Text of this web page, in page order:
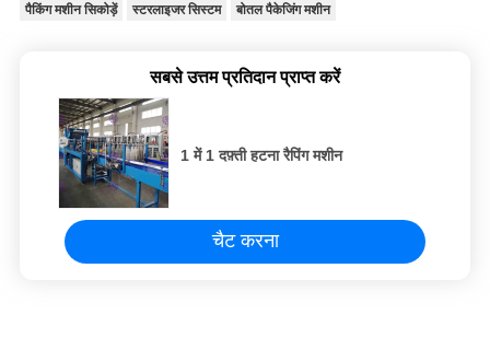
पैकिंग मशीन सिकोड़ें स्टरलाइजर सिस्टम बोतल पैकेजिंग मशीन
सबसे उत्तम प्रतिदान प्राप्त करें
1 में 1 दफ़्ती हटना रैपिंग मशीन
चैट करना